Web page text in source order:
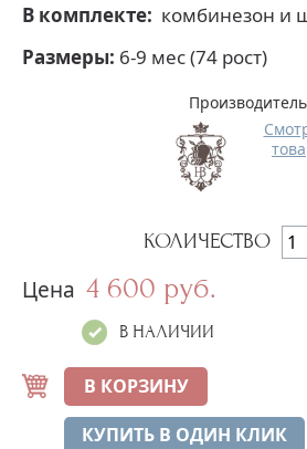
В комплекте: комбинезон и
Размеры: 6-9 мес (74 рост)
Производитель
КОЛИЧЕСТВО
Цена 4 600 руб.
В НАЛИЧИИ
В КОРЗИНУ
КУПИТЬ В ОДИН КЛИК